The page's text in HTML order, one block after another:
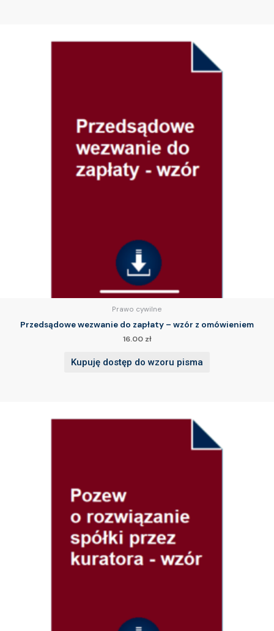
Prawo cywilne
Przedsądowe wezwanie do zapłaty – wzór z omówieniem
16.00 zł
Kupuję dostęp do wzoru pisma